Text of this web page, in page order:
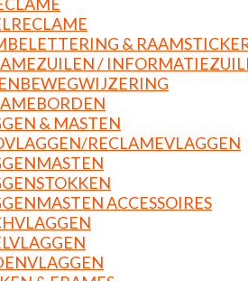
&
/
& MASTEN
RECLAMEVLAGGEN
ACCESSOIRES